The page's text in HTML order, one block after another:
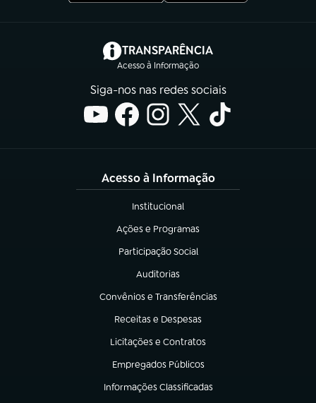
TRANSPARÊNCIA
Acesso à Informação
(abre em nova aba)
Siga-nos nas redes sociais
Acesso à Informação
Institucional
(abre em nova aba)
Ações e Programas
(abre em nova aba)
Participação Social
(abre em nova aba)
Auditorias
(abre em nova aba)
Convênios e Transferências
(abre em nova aba)
Receitas e Despesas
(abre em nova aba)
Licitações e Contratos
(abre em nova aba)
Empregados Públicos
(abre em nova aba)
Informações Classificadas
(abre em nova aba)